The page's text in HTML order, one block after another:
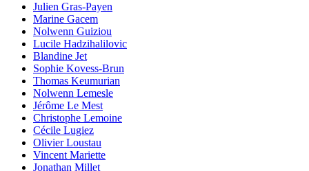
Julien Gras-Payen
Marine Gacem
Nolwenn Guiziou
Lucile Hadzihalilovic
Blandine Jet
Sophie Kovess-Brun
Thomas Keumurian
Nolwenn Lemesle
Jérôme Le Mest
Christophe Lemoine
Cécile Lugiez
Olivier Loustau
Vincent Mariette
Jonathan Millet